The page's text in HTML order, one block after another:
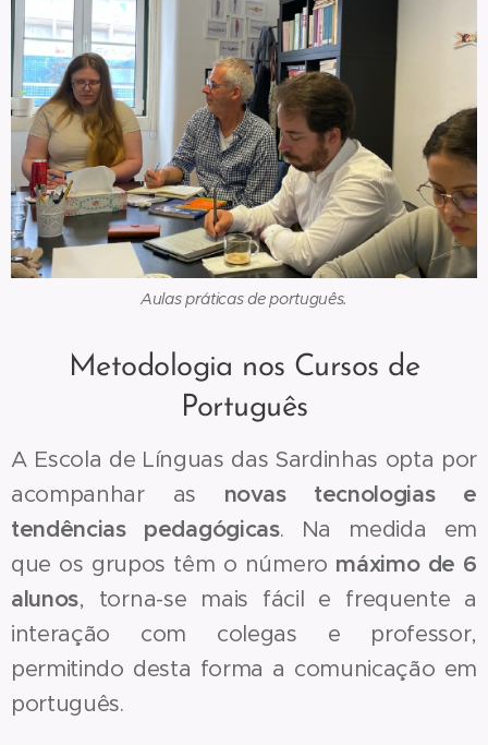
Aulas práticas de português.
Metodologia nos Cursos de
Português
A Escola de Línguas das Sardinhas opta por
acompanhar as novas tecnologias e
tendências pedagógicas. Na medida em
que os grupos têm o número máximo de 6
alunos, torna-se mais fácil e frequente a
interação com colegas e professor,
permitindo desta forma a comunicação em
português.